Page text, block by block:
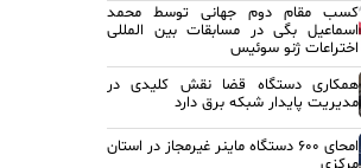
کسب مقام دوم جهانی توسط محمد
اسماعیل بگی در مسابقات بین المللی
اختراعات ژنو سوئیس
همکاری دستگاه قضا نقش کلیدی در
مدیریت پایدار شبکه برق دارد
امحای ۶۰۰ دستگاه ماینر غیرمجاز در استان